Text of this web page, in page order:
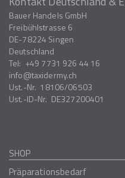
Bauer Handels GmbH
Freibühlstrasse 6
DE-78224 Singen
Deutschland
Tel: +49 7731 926 44 16
info
taxidermy.ch
Ust.-Nr. 18106/06503
Ust.-ID-Nr. DE327200401
SHOP
Präparationsbedarf